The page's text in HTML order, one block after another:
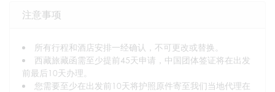
注意事项
所有行程和酒店安排一经确认，不可更改或替换。
西藏旅藏函需至少提前45天申请，中国团体签证将在出发
前最后10天办理。
您需要至少在出发前10天将护照原件寄至我们当地代理在